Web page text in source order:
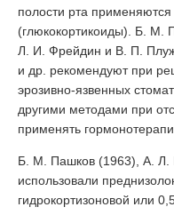
полости рта применяются
(глюкокортикоиды). Б. М.
Л. И. Фрейдин и В. П.
и др. рекомендуют при
эрозивно-язвенных
другими методами при
применять
Б. М. Пашков (1963), A. Л.
использовали
гидрокортизоновой или